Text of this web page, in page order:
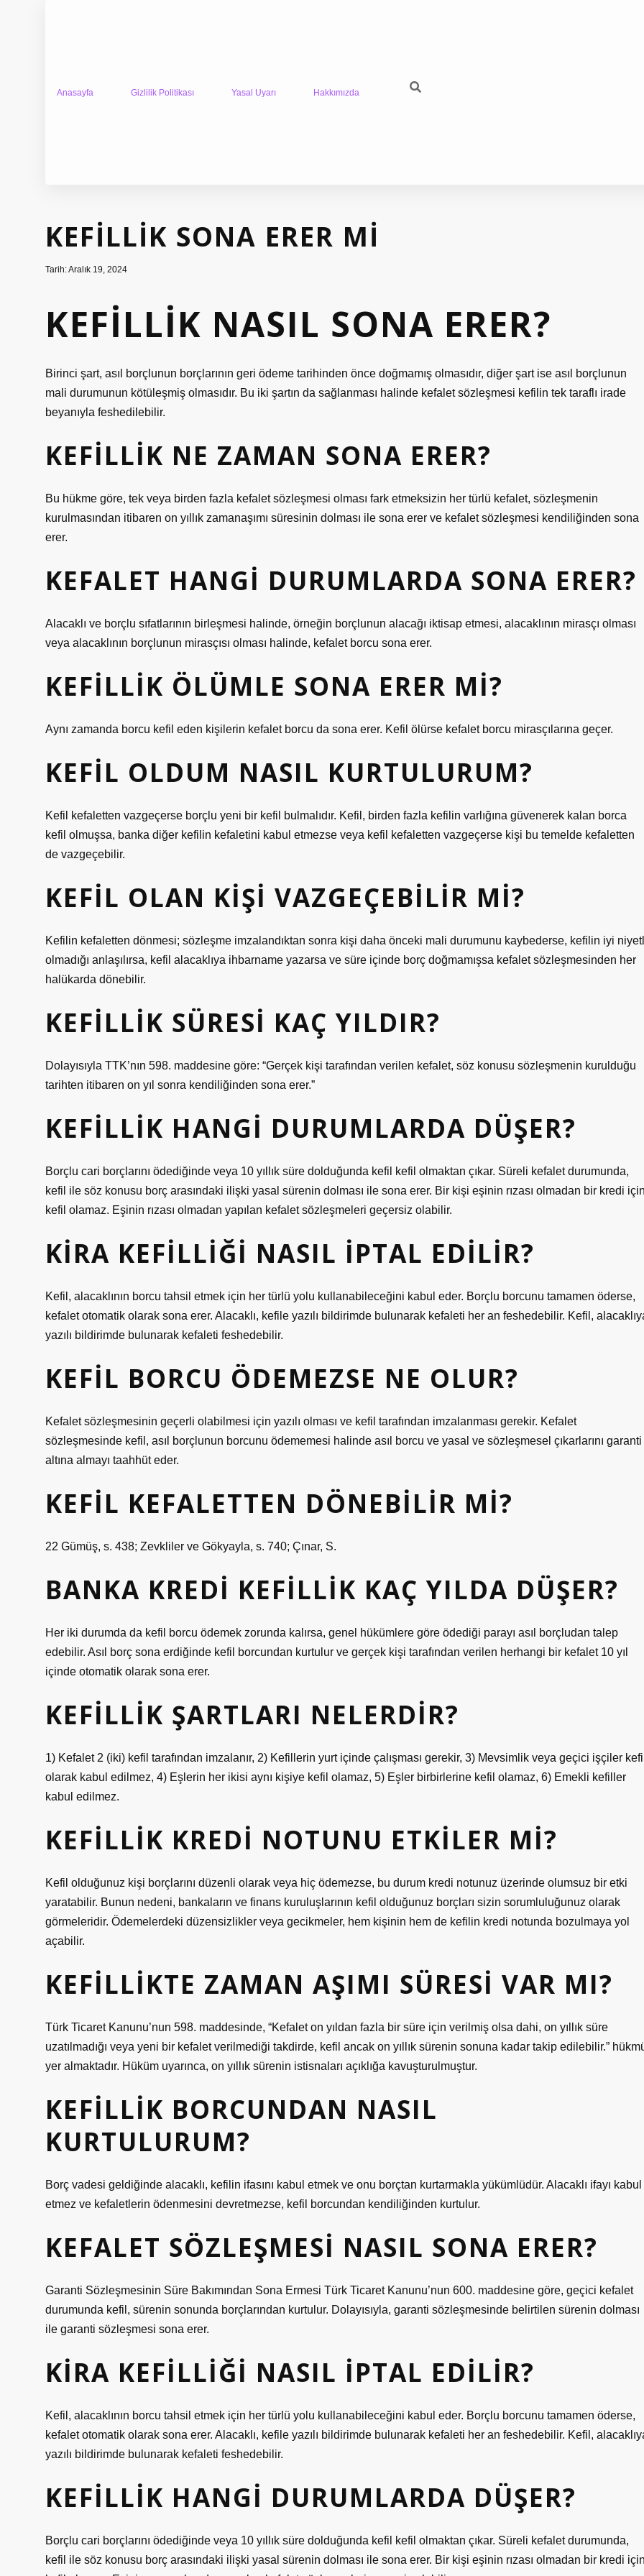
Anasayfa Gizlilik Politikası Yasal Uyarı Hakkımızda
KEFILLIK SONA ERER MI
Tarih: Aralık 19, 2024
KEFILLIK NASIL SONA ERER?
Birinci şart, asıl borçlunun borçlarının geri ödeme tarihinden önce doğmamış olmasıdır, diğer şart ise asıl borçlunun
mali durumunun kötüleşmiş olmasıdır. Bu iki şartın da sağlanması halinde kefalet sözleşmesi kefilin tek taraflı irade
beyanıyla feshedilebilir.
KEFILLIK NE ZAMAN SONA ERER?
Bu hükme göre, tek veya birden fazla kefalet sözleşmesi olması fark etmeksizin her türlü kefalet, sözleşmenin
kurulmasından itibaren on yıllık zamanaşımı süresinin dolması ile sona erer ve kefalet sözleşmesi kendiliğinden sona
erer.
KEFALET HANGI DURUMLARDA SONA ERER?
Alacaklı ve borçlu sıfatlarının birleşmesi halinde, örneğin borçlunun alacağı iktisap etmesi, alacaklının mirasçı olması
veya alacaklının borçlunun mirasçısı olması halinde, kefalet borcu sona erer.
KEFILLIK ÖLÜMLE SONA ERER MI?
Aynı zamanda borcu kefil eden kişilerin kefalet borcu da sona erer. Kefil ölürse kefalet borcu mirasçılarına geçer.
KEFIL OLDUM NASIL KURTULURUM?
Kefil kefaletten vazgeçerse borçlu yeni bir kefil bulmalıdır. Kefil, birden fazla kefilin varlığına güvenerek kalan borca ​​
kefil olmuşsa, banka diğer kefilin kefaletini kabul etmezse veya kefil kefaletten vazgeçerse kişi bu temelde kefaletten
de vazgeçebilir.
KEFIL OLAN KIŞI VAZGEÇEBILIR MI?
Kefilin kefaletten dönmesi; sözleşme imzalandıktan sonra kişi daha önceki mali durumunu kaybederse, kefilin iyi
olmadığı anlaşılırsa, kefil alacaklıya ihbarname yazarsa ve süre içinde borç doğmamışsa kefalet sözleşmesinden her
halükarda dönebilir.
KEFILLIK SÜRESI KAÇ YILDIR?
Dolayısıyla TTK’nın 598. maddesine göre: “Gerçek kişi tarafından verilen kefalet, söz konusu sözleşmenin kurulduğu
tarihten itibaren on yıl sonra kendiliğinden sona erer.”
KEFILLIK HANGI DURUMLARDA DÜŞER?
Borçlu cari borçlarını ödediğinde veya 10 yıllık süre dolduğunda kefil kefil olmaktan çıkar. Süreli kefalet durumunda,
kefil ile söz konusu borç arasındaki ilişki yasal sürenin dolması ile sona erer. Bir kişi eşinin rızası olmadan bir kredi
kefil olamaz. Eşinin rızası olmadan yapılan kefalet sözleşmeleri geçersiz olabilir.
KIRA KEFILLIĞI NASIL IPTAL EDILIR?
Kefil, alacaklının borcu tahsil etmek için her türlü yolu kullanabileceğini kabul eder. Borçlu borcunu tamamen öderse,
kefalet otomatik olarak sona erer. Alacaklı, kefile yazılı bildirimde bulunarak kefaleti her an feshedebilir. Kefil,
yazılı bildirimde bulunarak kefaleti feshedebilir.
KEFIL BORCU ÖDEMEZSE NE OLUR?
Kefalet sözleşmesinin geçerli olabilmesi için yazılı olması ve kefil tarafından imzalanması gerekir. Kefalet
sözleşmesinde kefil, asıl borçlunun borcunu ödememesi halinde asıl borcu ve yasal ve sözleşmesel çıkarlarını garanti
altına almayı taahhüt eder.
KEFIL KEFALETTEN DÖNEBILIR MI?
22 Gümüş, s. 438; Zevkliler ve Gökyayla, s. 740; Çınar, S.
BANKA KREDI KEFILLIK KAÇ YILDA DÜŞER?
Her iki durumda da kefil borcu ödemek zorunda kalırsa, genel hükümlere göre ödediği parayı asıl borçludan talep
edebilir. Asıl borç sona erdiğinde kefil borcundan kurtulur ve gerçek kişi tarafından verilen herhangi bir kefalet 10 yıl
içinde otomatik olarak sona erer.
KEFILLIK ŞARTLARI NELERDIR?
1) Kefalet 2 (iki) kefil tarafından imzalanır, 2) Kefillerin yurt içinde çalışması gerekir, 3) Mevsimlik veya geçici işçiler
olarak kabul edilmez, 4) Eşlerin her ikisi aynı kişiye kefil olamaz, 5) Eşler birbirlerine kefil olamaz, 6) Emekli kefiller
kabul edilmez.
KEFILLIK KREDI NOTUNU ETKILER MI?
Kefil olduğunuz kişi borçlarını düzenli olarak veya hiç ödemezse, bu durum kredi notunuz üzerinde olumsuz bir etki
yaratabilir. Bunun nedeni, bankaların ve finans kuruluşlarının kefil olduğunuz borçları sizin sorumluluğunuz olarak
görmeleridir. Ödemelerdeki düzensizlikler veya gecikmeler, hem kişinin hem de kefilin kredi notunda bozulmaya yol
açabilir.
KEFILLIKTE ZAMAN AŞIMI SÜRESI VAR MI?
Türk Ticaret Kanunu’nun 598. maddesinde, “Kefalet on yıldan fazla bir süre için verilmiş olsa dahi, on yıllık süre
uzatılmadığı veya yeni bir kefalet verilmediği takdirde, kefil ancak on yıllık sürenin sonuna kadar takip edilebilir.”
yer almaktadır. Hüküm uyarınca, on yıllık sürenin istisnaları açıklığa kavuşturulmuştur.
KEFILLIK BORCUNDAN NASIL
KURTULURUM?
Borç vadesi geldiğinde alacaklı, kefilin ifasını kabul etmek ve onu borçtan kurtarmakla yükümlüdür. Alacaklı ifayı kabul
etmez ve kefaletlerin ödenmesini devretmezse, kefil borcundan kendiliğinden kurtulur.
KEFALET SÖZLEŞMESI NASIL SONA ERER?
Garanti Sözleşmesinin Süre Bakımından Sona Ermesi Türk Ticaret Kanunu’nun 600. maddesine göre, geçici kefalet
durumunda kefil, sürenin sonunda borçlarından kurtulur. Dolayısıyla, garanti sözleşmesinde belirtilen sürenin dolması
ile garanti sözleşmesi sona erer.
KIRA KEFILLIĞI NASIL IPTAL EDILIR?
Kefil, alacaklının borcu tahsil etmek için her türlü yolu kullanabileceğini kabul eder. Borçlu borcunu tamamen öderse,
kefalet otomatik olarak sona erer. Alacaklı, kefile yazılı bildirimde bulunarak kefaleti her an feshedebilir. Kefil,
yazılı bildirimde bulunarak kefaleti feshedebilir.
KEFILLIK HANGI DURUMLARDA DÜŞER?
Borçlu cari borçlarını ödediğinde veya 10 yıllık süre dolduğunda kefil kefil olmaktan çıkar. Süreli kefalet durumunda,
kefil ile söz konusu borç arasındaki ilişki yasal sürenin dolması ile sona erer. Bir kişi eşinin rızası olmadan bir kredi